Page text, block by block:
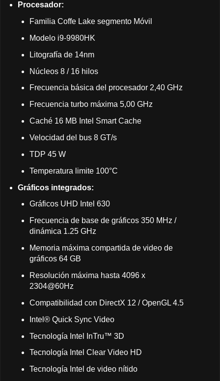
Procesador:
Familia Coffe Lake segmento Móvil
Modelo i9-9980HK
Litografía de 14nm
Núcleos 8 / 16 hilos
Frecuencia básica del procesador 2,40 GHz
Frecuencia turbo máxima 5,00 GHz
Caché 16 MB Intel Smart Cache
Velocidad del bus 8 GT/s
TDP 45 W
Temperatura limite 100°C
Gráficos integrados:
Gráficos UHD Intel 630
Frecuencia de base de gráficos 350 MHz /
dinámica 1.25 GHz
Memoria máxima compartida de video de
gráficos 64 GB
Resolución máxima hasta 4096 x
2304@60Hz
Compatibilidad con DirectX 12 / OpenGL 4.5
Intel® Quick Sync Video
Tecnología Intel InTru™ 3D
Tecnología Intel Clear Video HD
Tecnología Intel de video nítido